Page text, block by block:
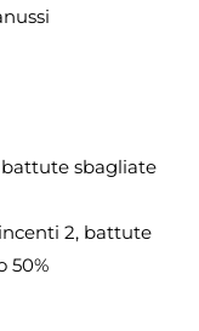
battute sbagliate
2, battute
50%